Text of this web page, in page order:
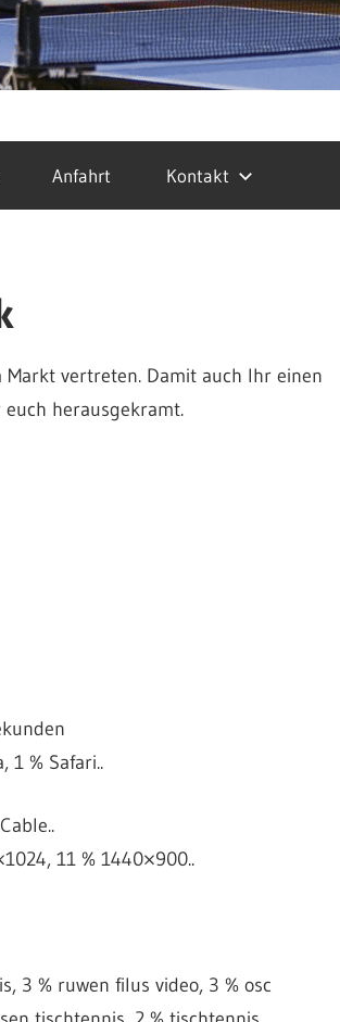
Anfahrt Kontakt
Markt vertreten. Damit auch Ihr einen
herausgekramt.
1 % Safari..
11 % 1440×900..
3 % ruwen filus video, 3 % osc